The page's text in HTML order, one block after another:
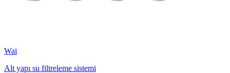
Wai
Alt yapı su filtreleme sistemi